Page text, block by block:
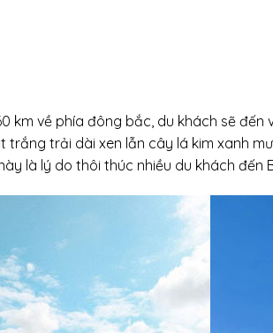
km về phía đông bắc, du khách sẽ
trắng trải dài xen lẫn cây lá kim xanh
là lý do thôi thúc nhiều du khách đến